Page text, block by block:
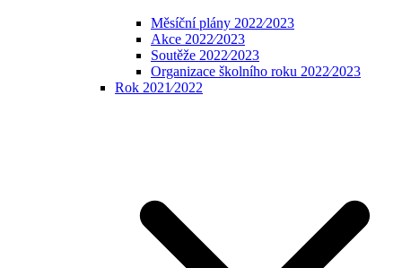
Měsíční plány 2022⁄2023
Akce 2022⁄2023
Soutěže 2022⁄2023
Organizace školního roku 2022⁄2023
Rok 2021⁄2022